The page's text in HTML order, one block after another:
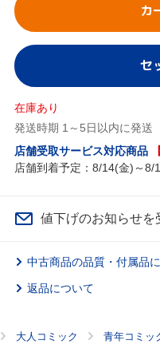
カ
セ
在庫あり
発送時期 1～5日以内に発送
店舗受取サービス対応商品
店舗到着予定：8/14(金)～8/
値下げのお知らせを
中古商品の品質・付属品
返品について
大人コミック 青年コミッ